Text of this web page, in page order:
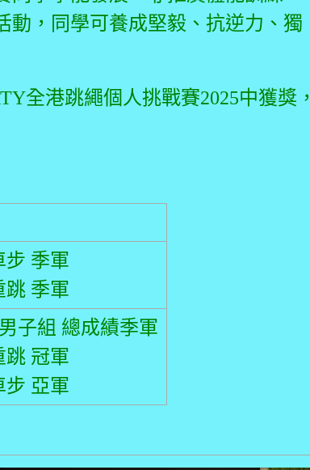
動，同學可養成堅毅、抗逆力、獨
全港跳繩個人挑戰賽2025中獲獎，
步 季軍
跳 季軍
子組 總成績季軍
跳 冠軍
步 亞軍